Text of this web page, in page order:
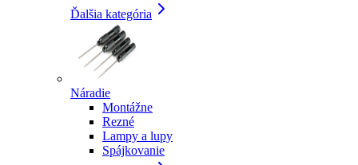
Ďalšia kategória
Náradie
Montážne
Rezné
Lampy a lupy
Spájkovanie